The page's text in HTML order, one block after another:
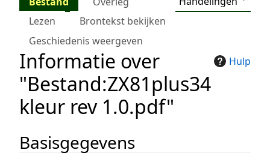
Lezen
Brontekst bekijken
Geschiedenis weergeven
Hulp
Informatie over
"Bestand:ZX81plus34
kleur rev 1.0.pdf"
Basisgegevens